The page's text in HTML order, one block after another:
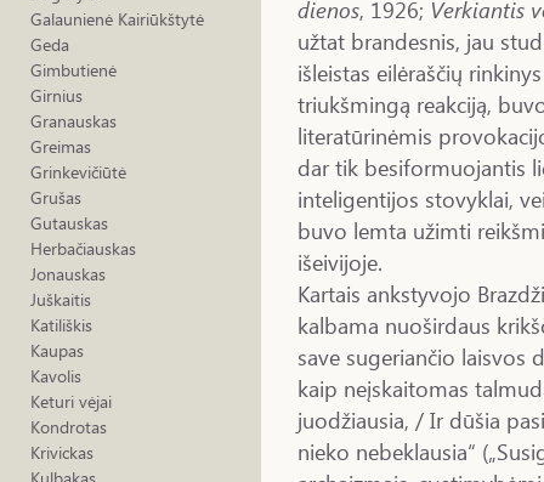
Galaunienė Kairiūkštytė
Geda
Gimbutienė
Girnius
Granauskas
Greimas
Grinkevičiūtė
Grušas
Gutauskas
Herbačiauskas
Jonauskas
Juškaitis
Katiliškis
Kaupas
Kavolis
Keturi vėjai
Kondrotas
Krivickas
dienos, 1926; Verkiantis
užtat brandesnis, jau
išleistas eilėraščių
triukšmingą reakciją,
literatūrinėmis
dar tik besiformuojantis
inteligentijos stovyklai,
buvo lemta užimti
išeivijoje.
Kartais ankstyvojo
kalbama nuoširdaus
save sugeriančio laisvos
kaip neįskaitomas
juodžiausia, / Ir dūšia
nieko nebeklausia“